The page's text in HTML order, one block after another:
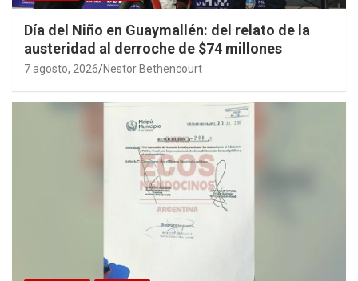
Día del Niño en Guaymallén: del relato de la
austeridad al derroche de $74 millones
7 agosto, 2026 Nestor Bethencourt